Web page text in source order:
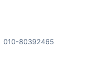
80392465